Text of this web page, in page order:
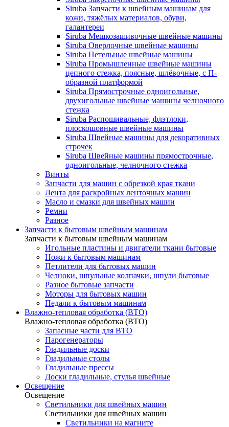
Siruba Запчасти к швейным машинам для
кожи, тяжёлых материалов, обуви,
галантереи
Siruba Мешкозашивочные швейные машины
Siruba Оверлочные швейные машины
Siruba Петельные швейные машины
Siruba Промышленные швейные машины
цепного стежка, поясные, шлёвочные, с П-
образной платформой
Siruba Прямострочные одноигольные,
двухигольные швейные машины челночного
стежка
Siruba Распошивальные, флэтлоки,
плоскошовные швейные машины
Siruba Швейные машины для декоративных
строчек
Siruba Швейные машины прямострочные,
одноигольные, челночного стежка
Винты
Запчасти для машин с обрезкой края ткани
Лента для раскройных ленточных машин
Масло и смазки для швейных машин
Ремни
Разное
Запчасти к бытовым швейным машинам
Запчасти к бытовым швейным машинам
Игольные пластины и двигатели ткани бытовые
Ножи к бытовым машинам
Петлители для бытовых машин
Челноки, шпульные колпачки, шпули бытовые
Разное бытовые запчасти
Моторы для бытовых машин
Педали к бытовым машинам
Влажно-тепловая обработка (ВТО)
Влажно-тепловая обработка (ВТО)
Запасные части для ВТО
Парогенераторы
Гладильные доски
Гладильные столы
Гладильные прессы
Доски гладильные, стулья швейные
Освещение
Освещение
Светильники для швейных машин
Светильники для швейных машин
Светильники на магните